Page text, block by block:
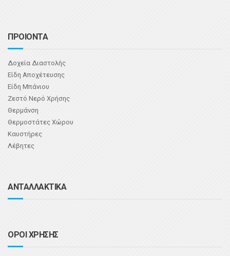
ΠΡΟΙΟΝΤΑ
Δοχεία Διαστολής
Είδη Αποχέτευσης
Είδη Μπάνιου
Ζεστό Νερό Χρήσης
Θερμάνση
Θερμοστάτες Χώρου
Καυστήρες
Λέβητες
ΑΝΤΑΛΛΑΚΤΙΚΑ
ΟΡΟΙ ΧΡΗΣΗΣ